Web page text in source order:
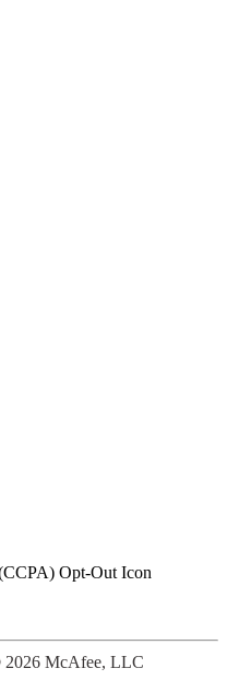
McAfee, LLC